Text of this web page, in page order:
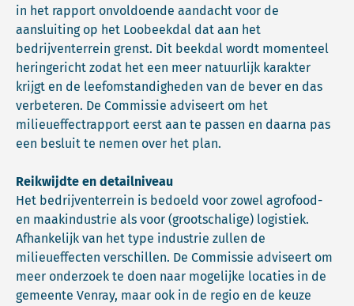
in het rapport onvoldoende aandacht voor de
aansluiting op het Loobeekdal dat aan het
bedrijventerrein grenst. Dit beekdal wordt momenteel
heringericht zodat het een meer natuurlijk karakter
krijgt en de leefomstandigheden van de bever en das
verbeteren. De Commissie adviseert om het
milieueffectrapport eerst aan te passen en daarna pas
een besluit te nemen over het plan.
Reikwijdte en detailniveau
Het bedrijventerrein is bedoeld voor zowel agrofood-
en maakindustrie als voor (grootschalige) logistiek.
Afhankelijk van het type industrie zullen de
milieueffecten verschillen. De Commissie adviseert om
meer onderzoek te doen naar mogelijke locaties in de
gemeente Venray, maar ook in de regio en de keuze